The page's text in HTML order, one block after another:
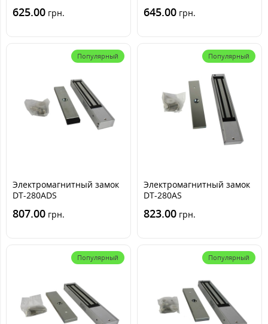
625.00 грн. 645.00 грн.
Популярный
Электромагнитный замок
DT-280ADS
807.00 грн.
Популярный
Электромагнитный замок
DT-280AS
823.00 грн.
Популярный Популярный